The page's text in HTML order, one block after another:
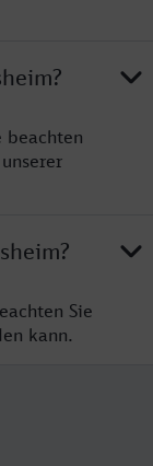
beachten
Sie
kann.